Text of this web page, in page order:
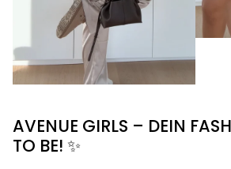
AVENUE GIRLS – DEIN
TO BE! ✨